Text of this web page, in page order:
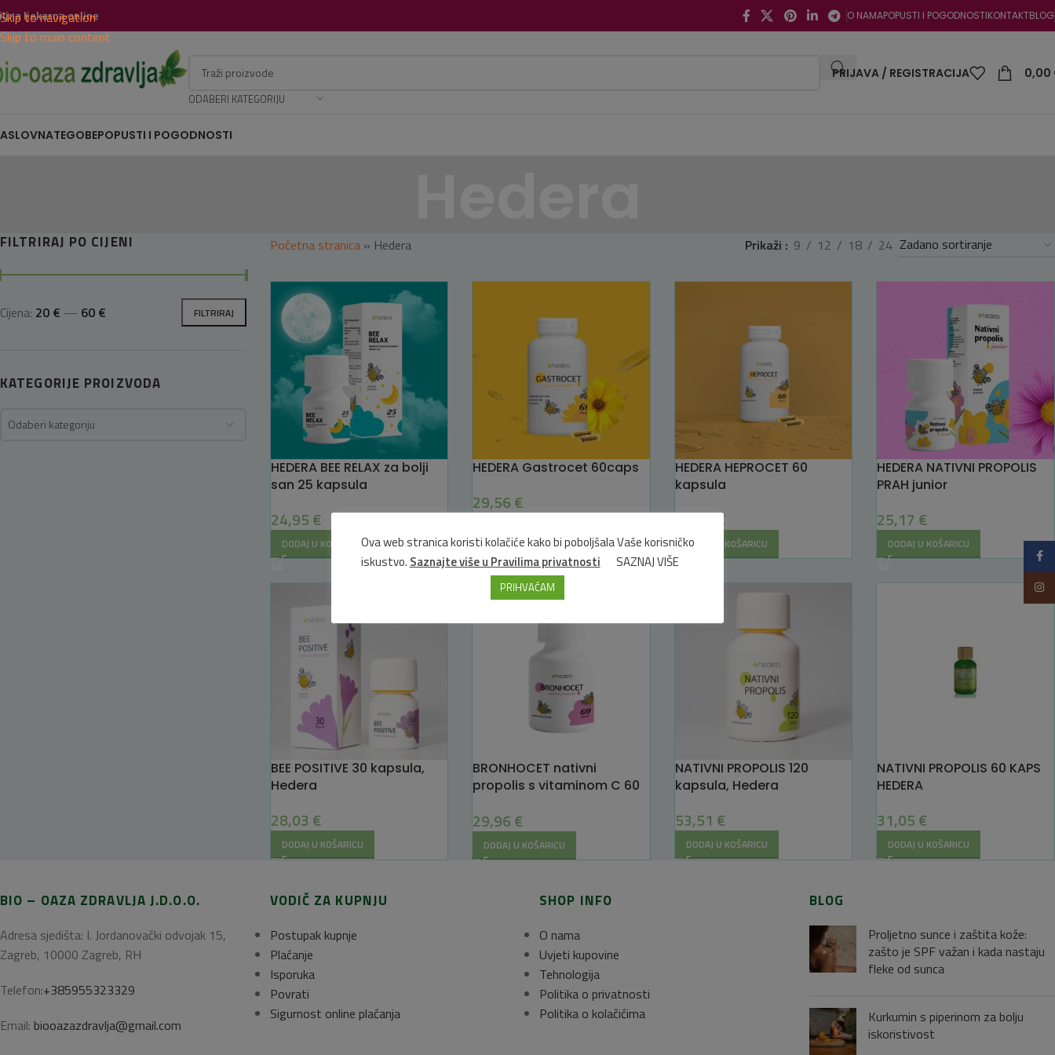
Skip to navigation
Skip to main content
ljekarna online O NAMAPOPUSTI I POGODNOSTIKONTAKTBLOG
ODABERI KATEGORIJU
PRIJAVA / REGISTRACIJA 0,00
TEGOBEPOPUSTI I POGODNOSTI
FILTRIRAJ PO CIJENI
FILTRIRAJ
Cijena: 20 € — 60 €
KATEGORIJE PROIZVODA
Odaberi kategoriju
Početna stranica» Hedera Prikaži 9 12 18 24
HEDERA BEE RELAX za bolji
san 25 kapsula
24,95 €
DODAJ U KOŠARICU
HEDERA Gastrocet 60caps
29,56 €
HEDERA HEPROCET 60
kapsula
21,90€
DODAJ U KOŠARICU
HEDERA NATIVNI PROPOLIS
PRAH junior
25,17 €
DODAJ U KOŠARICU
BEE POSITIVE 30 kapsula,
Hedera
28,03 €
DODAJ U KOŠARICU
BRONHOCET nativni
propolis s vitaminom C 60
29,96 €
DODAJ U KOŠARICU
NATIVNI PROPOLIS 120
kapsula, Hedera
53,51 €
DODAJ U KOŠARICU
NATIVNI PROPOLIS 60 KAPS
HEDERA
31,05 €
DODAJ U KOŠARICU
BIO – OAZA ZDRAVLJA J.D.O.O.
Adresa sjedišta: I. Jordanovački odvojak 15,
Zagreb, 10000 Zagreb, RH
Telefon:+385955323329
Email: biooazazdravlja@gmail.com
VODIČ ZA KUPNJU
Postupak kupnje
Plaćanje
Isporuka
Povrati
Sigurnost online plaćanja
SHOP INFO
O nama
Uvjeti kupovine
Tehnologija
Politika o privatnosti
Politika o kolačićima
BLOG
Proljetno sunce i zaštita kože:
zašto je SPF važan i kada nastaju
fleke od sunca
Kurkumin s piperinom za bolju
iskoristivost
Ova web stranica koristi kolačiće kako bi poboljšala Vaše korisničko
iskustvo. Saznajte više u Pravilima privatnosti SAZNAJ VIŠE
PRIHVAĆAM